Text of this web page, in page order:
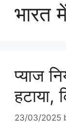
भारत
प्याज
हटाया,
23/03/2025